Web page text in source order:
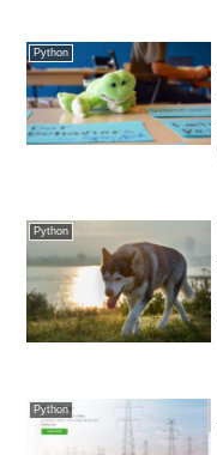
Python
Python
Python